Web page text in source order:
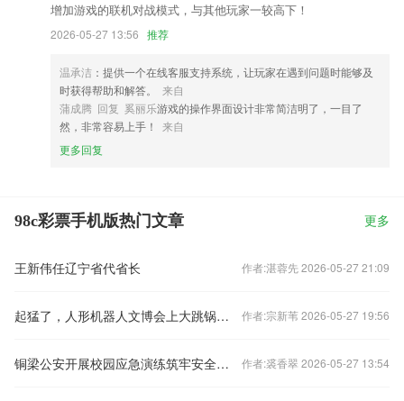
增加游戏的联机对战模式，与其他玩家一较高下！
2026-05-27 13:56 推荐
温承洁 ：提供一个在线客服支持系统，让玩家在遇到问题时能够及
时获得帮助和解答。
来自
蒲成腾 回复 奚丽乐游戏的操作界面设计非常简洁明了，一目了
然，非常容易上手！
来自
更多回复
98c彩票手机版热门文章 更多
王新伟任辽宁省代省长 作者:湛蓉先 2026-05-27 21:09
起猛了，人形机器人文博会上大跳锅庄舞 作者:宗新苇 2026-05-27 19:56
铜梁公安开展校园应急演练筑牢安全防线 作者:裘香翠 2026-05-27 13:54